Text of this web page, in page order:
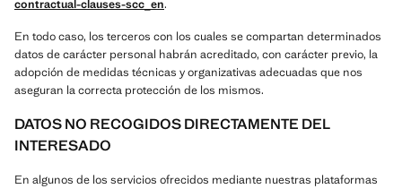
contractual-clauses-scc_en.
En todo caso, los terceros con los cuales se compartan determinados
datos de carácter personal habrán acreditado, con carácter previo, la
adopción de medidas técnicas y organizativas adecuadas que nos
aseguran la correcta protección de los mismos.
DATOS NO RECOGIDOS DIRECTAMENTE DEL
INTERESADO
En algunos de los servicios ofrecidos mediante nuestras plataformas